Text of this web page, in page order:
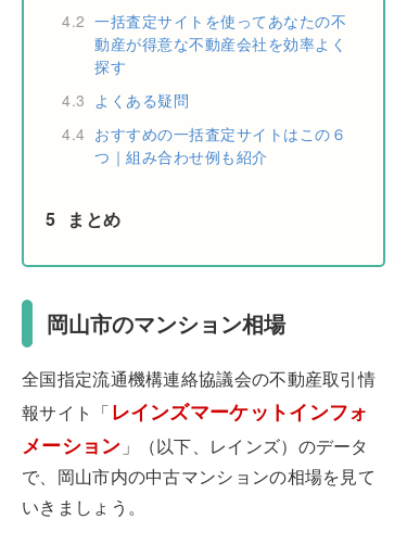
4.2 一括査定サイトを使ってあなたの不
動産が得意な不動産会社を効率よく
探す
4.3 よくある疑問
4.4 おすすめの一括査定サイトはこの６
つ｜組み合わせ例も紹介
5 まとめ
岡山市のマンション相場
全国指定流通機構連絡協議会の不動産取引情
報サイト「レインズマーケットインフォ
メーション 」（以下、レインズ）のデータ
で、岡山市内の中古マンションの相場を見て
いきましょう。